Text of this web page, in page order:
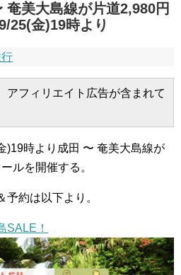
美大島線が片道2,980円
25(金)19時より
フィリエイト広告が含まれて
)19時より成田 〜 奄美大島線が
ルを開催する。
約は以下より。
！